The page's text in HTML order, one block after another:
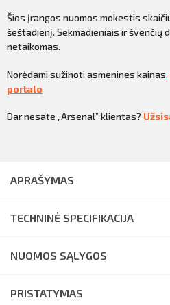
Šios įrangos nuomos mokestis
šeštadienį. Sekmadieniais ir švenčių
netaikomas.
Norėdami sužinoti asmenines kainas,
portalo
Dar nesate „Arsenal” klientas?
APRAŠYMAS
TECHNINĖ SPECIFIKACIJA
NUOMOS SĄLYGOS
PRISTATYMAS